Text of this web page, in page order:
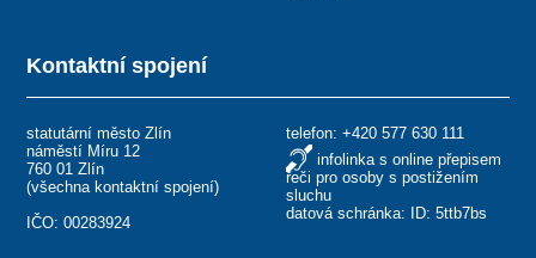
Kontaktní spojení
statutární město Zlín
náměstí Míru 12
760 01 Zlín
(všechna kontaktní spojení)
IČO: 00283924
telefon: +420 577 630 111
infolinka s online přepisem
řeči pro osoby s postižením
sluchu
datová schránka: ID: 5ttb7bs